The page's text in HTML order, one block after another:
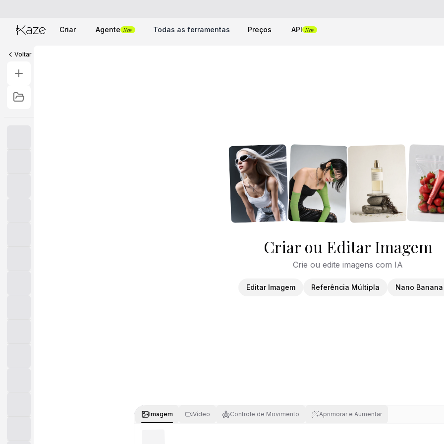
Criar Agente New Todas as ferramentas Preços API New
Voltar
Criar ou Editar Imagem
Crie ou edite imagens com IA
Editar Imagem Referência Múltipla Nano
Imagem Vídeo Controle de Movimento Aprimorar e Aumentar